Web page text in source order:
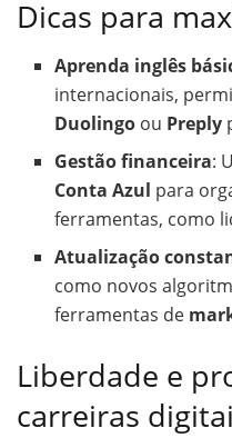
Dicas para
Aprenda inglês
internacionais,
Duolingo ou Preply
Gestão financeira:
Conta Azul para
ferramentas, como
Atualização
como novos
ferramentas de
Liberdade e
carreiras